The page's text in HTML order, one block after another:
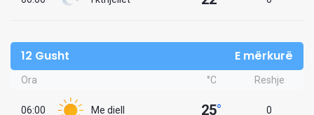
12 Gusht E mërkurë
Ora °C Reshje
06:00 Me diell 25° 0